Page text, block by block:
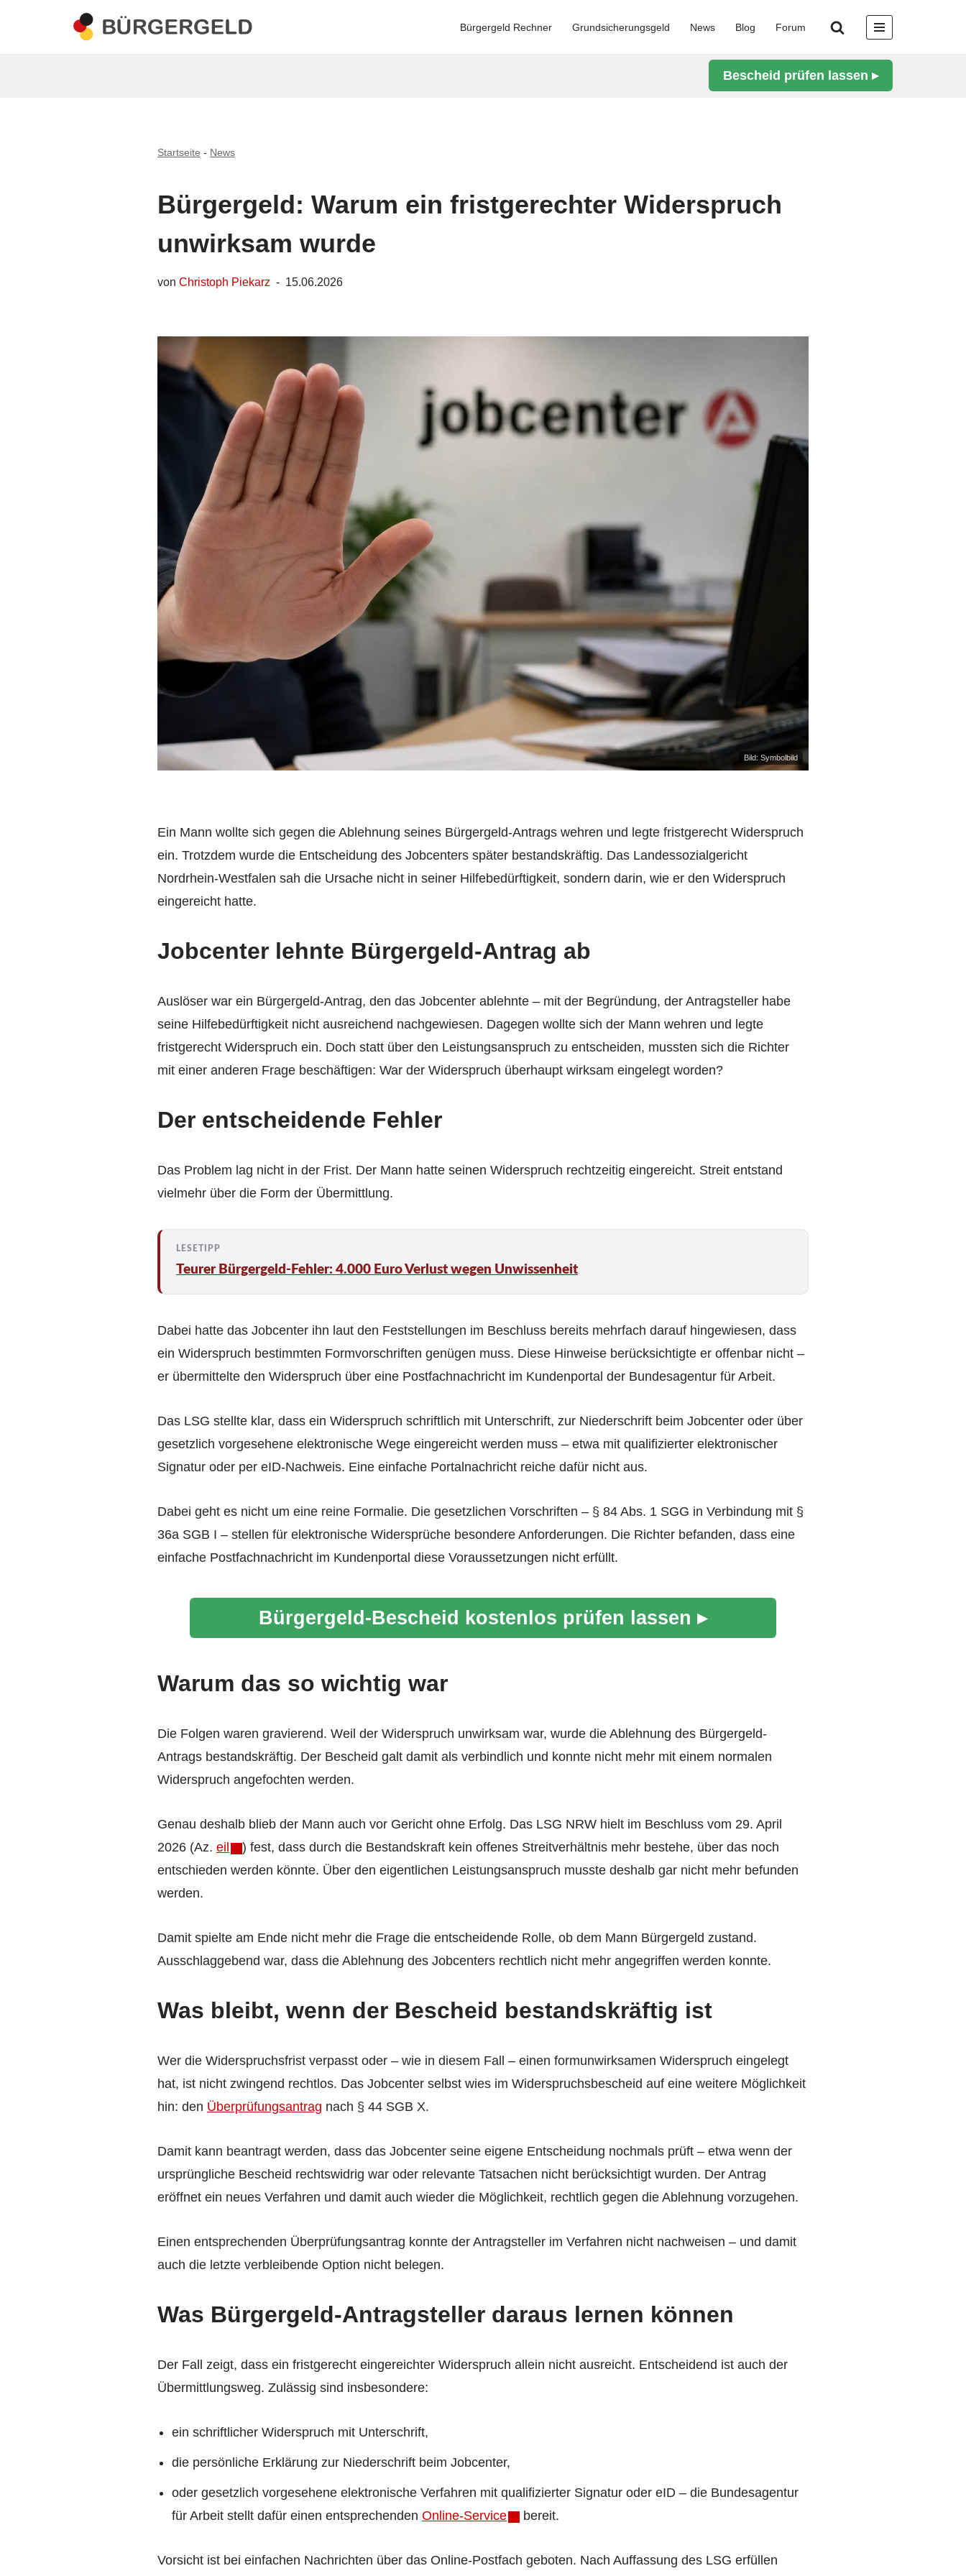
Bürgergeld Rechner Grundsicherungsgeld News Blog Forum
Bescheid prüfen lassen ▸
Startseite - News
Bürgergeld: Warum ein fristgerechter Widerspruch
unwirksam wurde
von Christoph Piekarz 15.06.2026
Bild: Symbolbild
Ein Mann wollte sich gegen die Ablehnung seines Bürgergeld-Antrags wehren und legte fristgerecht Widerspruch
ein. Trotzdem wurde die Entscheidung des Jobcenters später bestandskräftig. Das Landessozialgericht
Nordrhein-Westfalen sah die Ursache nicht in seiner Hilfebedürftigkeit, sondern darin, wie er den Widerspruch
eingereicht hatte.
Jobcenter lehnte Bürgergeld-Antrag ab
Auslöser war ein Bürgergeld-Antrag, den das Jobcenter ablehnte – mit der Begründung, der Antragsteller habe
seine Hilfebedürftigkeit nicht ausreichend nachgewiesen. Dagegen wollte sich der Mann wehren und legte
fristgerecht Widerspruch ein. Doch statt über den Leistungsanspruch zu entscheiden, mussten sich die Richter
mit einer anderen Frage beschäftigen: War der Widerspruch überhaupt wirksam eingelegt worden?
Der entscheidende Fehler
Das Problem lag nicht in der Frist. Der Mann hatte seinen Widerspruch rechtzeitig eingereicht. Streit entstand
vielmehr über die Form der Übermittlung.
Teurer Bürgergeld-Fehler: 4.000 Euro Verlust wegen Unwissenheit
Dabei hatte das Jobcenter ihn laut den Feststellungen im Beschluss bereits mehrfach darauf hingewiesen, dass
ein Widerspruch bestimmten Formvorschriften genügen muss. Diese Hinweise berücksichtigte er offenbar nicht –
er übermittelte den Widerspruch über eine Postfachnachricht im Kundenportal der Bundesagentur für Arbeit.
Das LSG stellte klar, dass ein Widerspruch schriftlich mit Unterschrift, zur Niederschrift beim Jobcenter oder über
gesetzlich vorgesehene elektronische Wege eingereicht werden muss – etwa mit qualifizierter elektronischer
Signatur oder per eID-Nachweis. Eine einfache Portalnachricht reiche dafür nicht aus.
Dabei geht es nicht um eine reine Formalie. Die gesetzlichen Vorschriften – § 84 Abs. 1 SGG in Verbindung mit §
36a SGB I – stellen für elektronische Widersprüche besondere Anforderungen. Die Richter befanden, dass eine
einfache Postfachnachricht im Kundenportal diese Voraussetzungen nicht erfüllt.
Bürgergeld-Bescheid kostenlos prüfen lassen ▸
Warum das so wichtig war
Die Folgen waren gravierend. Weil der Widerspruch unwirksam war, wurde die Ablehnung des Bürgergeld-
Antrags bestandskräftig. Der Bescheid galt damit als verbindlich und konnte nicht mehr mit einem normalen
Widerspruch angefochten werden.
Genau deshalb blieb der Mann auch vor Gericht ohne Erfolg. Das LSG NRW hielt im Beschluss vom 29. April
2026 (Az. eil
) fest, dass durch die Bestandskraft kein offenes Streitverhältnis mehr bestehe, über das noch
entschieden werden könnte. Über den eigentlichen Leistungsanspruch musste deshalb gar nicht mehr befunden
werden.
Damit spielte am Ende nicht mehr die Frage die entscheidende Rolle, ob dem Mann Bürgergeld zustand.
Ausschlaggebend war, dass die Ablehnung des Jobcenters rechtlich nicht mehr angegriffen werden konnte.
Was bleibt, wenn der Bescheid bestandskräftig ist
Wer die Widerspruchsfrist verpasst oder – wie in diesem Fall – einen formunwirksamen Widerspruch eingelegt
hat, ist nicht zwingend rechtlos. Das Jobcenter selbst wies im Widerspruchsbescheid auf eine weitere Möglichkeit
hin: den Überprüfungsantrag nach § 44 SGB X.
Damit kann beantragt werden, dass das Jobcenter seine eigene Entscheidung nochmals prüft – etwa wenn der
ursprüngliche Bescheid rechtswidrig war oder relevante Tatsachen nicht berücksichtigt wurden. Der Antrag
eröffnet ein neues Verfahren und damit auch wieder die Möglichkeit, rechtlich gegen die Ablehnung vorzugehen.
Einen entsprechenden Überprüfungsantrag konnte der Antragsteller im Verfahren nicht nachweisen – und damit
auch die letzte verbleibende Option nicht belegen.
Was Bürgergeld-Antragsteller daraus lernen können
Der Fall zeigt, dass ein fristgerecht eingereichter Widerspruch allein nicht ausreicht. Entscheidend ist auch der
Übermittlungsweg. Zulässig sind insbesondere:
ein schriftlicher Widerspruch mit Unterschrift,
die persönliche Erklärung zur Niederschrift beim Jobcenter,
oder gesetzlich vorgesehene elektronische Verfahren mit qualifizierter Signatur oder eID – die Bundesagentur
für Arbeit stellt dafür einen entsprechenden Online-Service bereit.
Vorsicht ist bei einfachen Nachrichten über das Online-Postfach geboten. Nach Auffassung des LSG erfüllen